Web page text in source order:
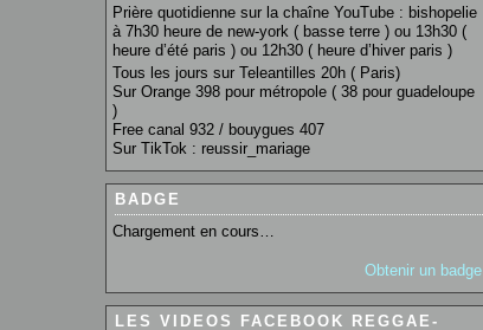
Prière quotidienne sur la chaîne YouTube : bishopelie
à 7h30 heure de new-york ( basse terre ) ou 13h30 (
heure d’été paris ) ou 12h30 ( heure d’hiver paris )
Tous les jours sur Teleantilles 20h ( Paris)
Sur Orange 398 pour métropole ( 38 pour guadeloupe
)
Free canal 932 / bouygues 407
Sur TikTok : reussir_mariage
BADGE
Chargement en cours…
Obtenir un badge
LES VIDEOS FACEBOOK REGGAE-